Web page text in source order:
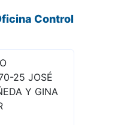
Control
25 JOSÉ
Y GINA